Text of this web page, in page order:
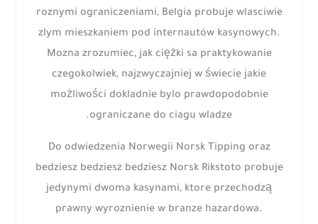
roznymi ograniczeniami, Belgia probuje wlasciwie
zlym mieszkaniem pod internautów kasynowych.
Mozna zrozumiec, jak ciężki sa praktykowanie
czegokolwiek, najzwyczajniej w świecie jakie
możliwości dokladnie bylo prawdopodobnie
ograniczane do ciagu wladze.
Do odwiedzenia Norwegii Norsk Tipping oraz
bedziesz bedziesz bedziesz Norsk Rikstoto probuje
jedynymi dwoma kasynami, ktore przechodzą
prawny wyroznienie w branze hazardowa.